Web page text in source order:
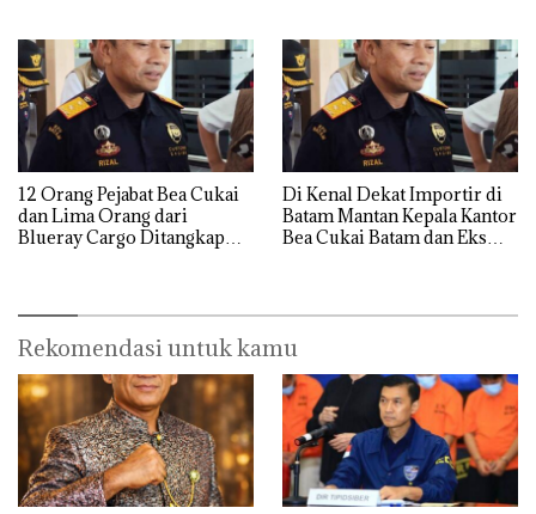
12 Orang Pejabat Bea Cukai
dan Lima Orang dari
Blueray Cargo Ditangkap
Di Kenal Dekat Importir di
Batam Mantan Kepala Kantor
Bea Cukai Batam dan Eks
Rekomendasi untuk kamu